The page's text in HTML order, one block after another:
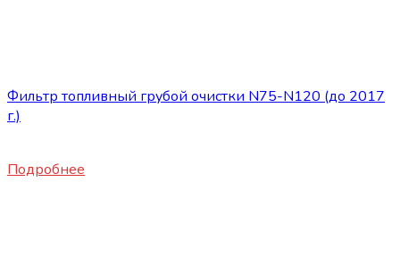
Фильтр топливный грубой очистки N75-N120 (до 2017
г.)
Подробнее